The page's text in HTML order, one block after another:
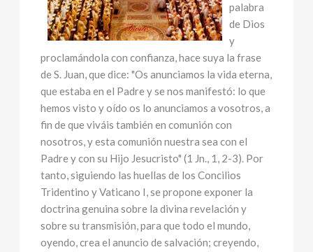
palabra
de Dios
y
proclamándola con confianza, hace suya la frase
de S. Juan, que dice: "Os anunciamos la vida eterna,
que estaba en el Padre y se nos manifestó: lo que
hemos visto y oído os lo anunciamos a vosotros, a
fin de que viváis también en comunión con
nosotros, y esta comunión nuestra sea con el
Padre y con su Hijo Jesucristo" (1 Jn., 1, 2-3). Por
tanto, siguiendo las huellas de los Concilios
Tridentino y Vaticano I, se propone exponer la
doctrina genuina sobre la divina revelación y
sobre su transmisión, para que todo el mundo,
oyendo, crea el anuncio de salvación; creyendo,